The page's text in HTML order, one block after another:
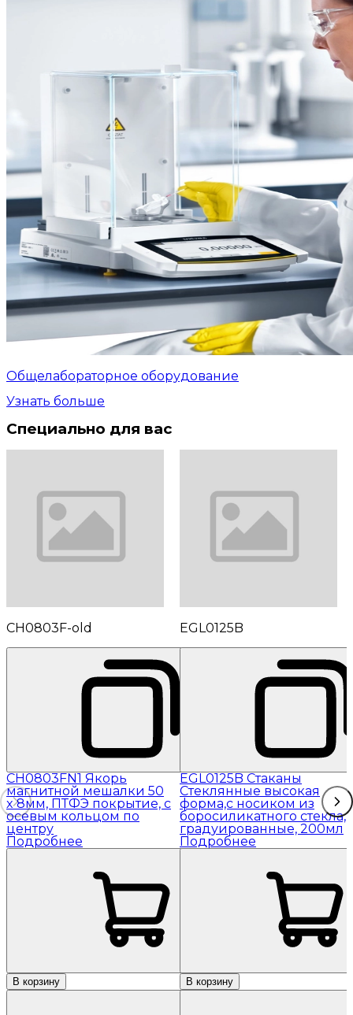
Общелабораторное оборудование
Узнать больше
Специально для вас
CH0803F-old
CH0803FN1 Якорь
магнитной мешалки 50
x 8мм, ПТФЭ покрытие, с
осевым кольцом по
центру
Подробнее
В корзину
EGL0125B
EGL0125B Стаканы
Стеклянные высокая
форма,с носиком из
боросиликатного стекла,
градуированные, 200мл
Подробнее
В корзину